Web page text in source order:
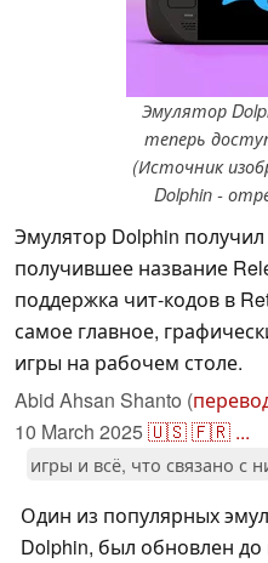
Эмулятор
теперь
(Источник
Dolphin -
Эмулятор Dolphin
получившее название
поддержка чит-кодов в
самое главное,
игры на рабочем столе.
Abid Ahsan Shanto (
10 March 2025🇺🇸🇫🇷 ...
игры и всё, что связано с
Один из популярных
Dolphin, был обновлен до